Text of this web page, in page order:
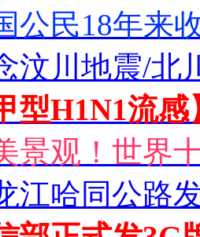
公民18年来
汶川地震/北
型H1N1流
景观！世界
江哈同公路